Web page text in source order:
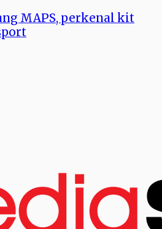
MAPS, perkenal kit